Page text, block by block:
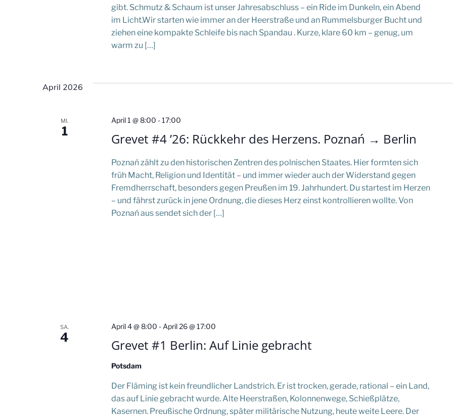
c
gibt. Schmutz & Schaum ist unser Jahresabschluss – ein Ride im Dunkeln, ein Abend
im Licht.Wir starten wie immer an der Heerstraße und an Rummelsburger Bucht und
ziehen eine kompakte Schleife bis nach Spandau . Kurze, klare 60 km – genug, um
warm zu […]
April 2026
MI.
1 Grevet #4 ’26: Rückkehr des Herzens. Poznań → Berlin
April 1 @ 8:00 -17:00
Poznań zählt zu den historischen Zentren des polnischen Staates. Hier formten sich
früh Macht, Religion und Identität – und immer wieder auch der Widerstand gegen
Fremdherrschaft, besonders gegen Preußen im 19. Jahrhundert. Du startest im Herzen
– und fährst zurück in jene Ordnung, die dieses Herz einst kontrollieren wollte. Von
Poznań aus sendet sich der […]
SA.
4 Grevet #1 Berlin: Auf Linie gebracht
April 4 @ 8:00 - April 26 @ 17:00
Potsdam
Der Fläming ist kein freundlicher Landstrich. Er ist trocken, gerade, rational – ein Land,
das auf Linie gebracht wurde. Alte Heerstraßen, Kolonnenwege, Schießplätze,
Kasernen. Preußische Ordnung, später militärische Nutzung, heute weite Leere. Der